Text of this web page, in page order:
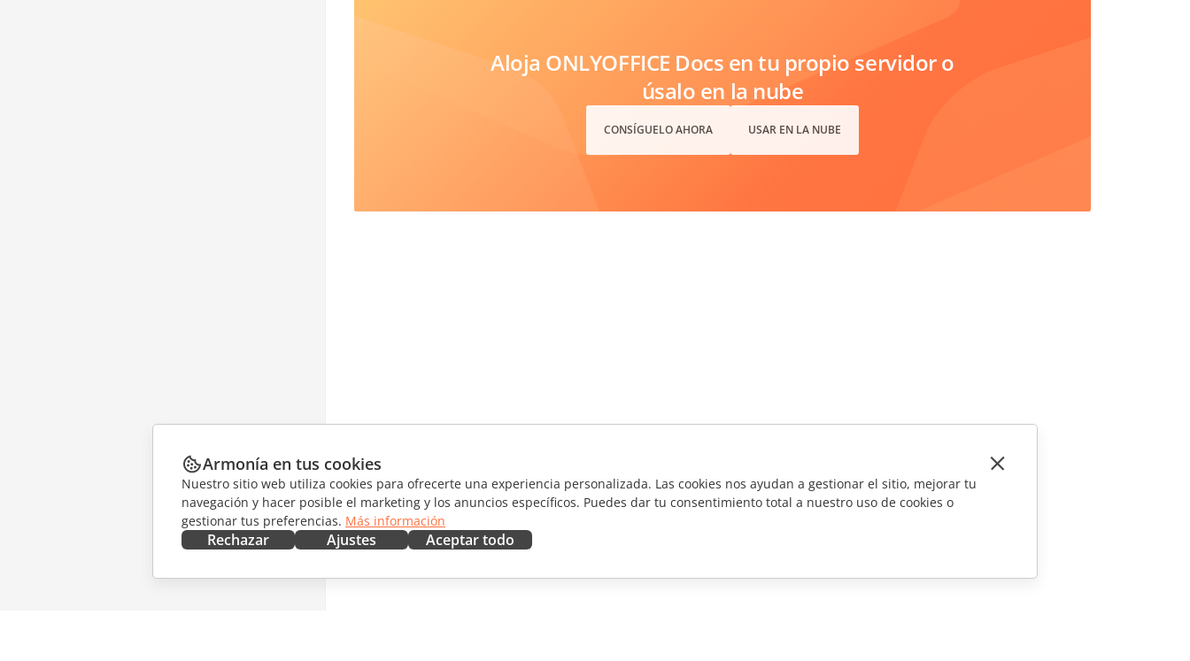
Aloja ONLYOFFICE Docs en tu propio servidor o
úsalo en la nube
CONSÍGUELO AHORA USAR EN LA NUBE
Armonía en tus cookies
Nuestro sitio web utiliza cookies para ofrecerte una experiencia personalizada. Las cookies nos ayudan a gestionar el sitio, mejorar tu
navegación y hacer posible el marketing y los anuncios específicos. Puedes dar tu consentimiento total a nuestro uso de cookies o
gestionar tus preferencias. Más información
Rechazar Ajustes Aceptar todo